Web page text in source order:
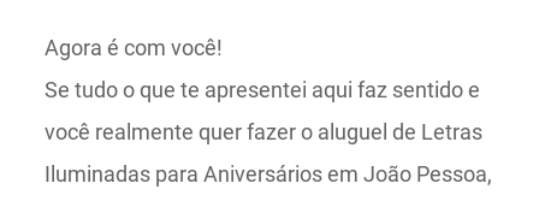
Agora é com você!
Se tudo o que te apresentei aqui faz sentido e
você realmente quer fazer o aluguel de Letras
Iluminadas para Aniversários em João Pessoa,